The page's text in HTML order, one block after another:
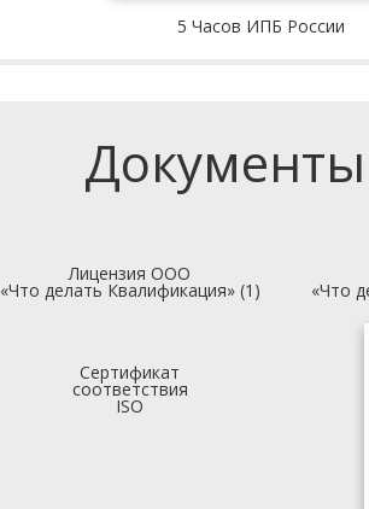
5 Часов ИПБ России
Лицензия ООО
«Что делать Квалификация» (1) «Что
Сертификат
соответствия
ISO